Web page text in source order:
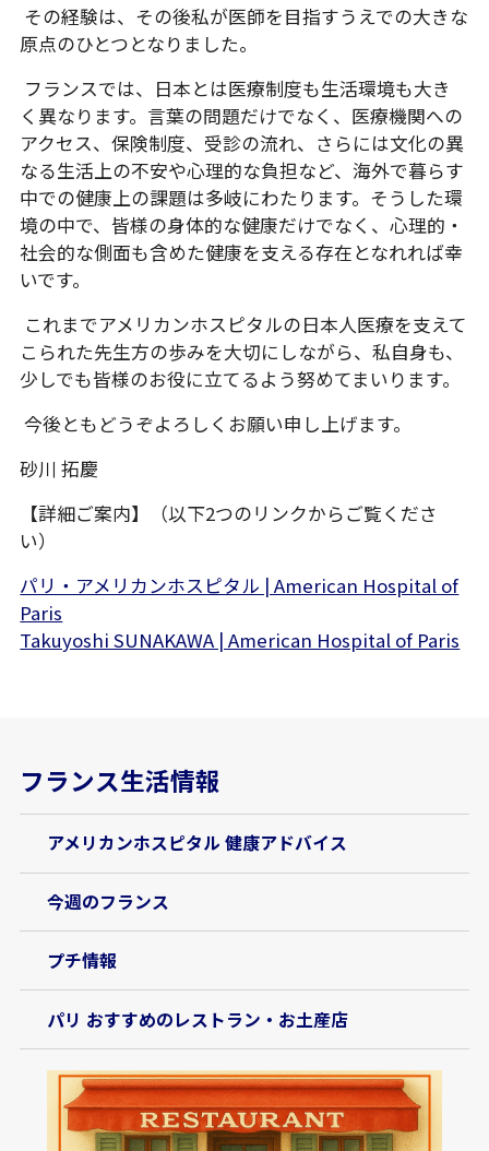
その経験は、その後私が医師を目指すうえでの大きな
原点のひとつとなりました。
フランスでは、日本とは医療制度も生活環境も大き
く異なります。言葉の問題だけでなく、医療機関への
アクセス、保険制度、受診の流れ、さらには文化の異
なる生活上の不安や心理的な負担など、海外で暮らす
中での健康上の課題は多岐にわたります。そうした環
境の中で、皆様の身体的な健康だけでなく、心理的・
社会的な側面も含めた健康を支える存在となれれば幸
いです。
これまでアメリカンホスピタルの日本人医療を支えて
こられた先生方の歩みを大切にしながら、私自身も、
少しでも皆様のお役に立てるよう努めてまいります。
今後ともどうぞよろしくお願い申し上げます。
砂川 拓慶
【詳細ご案内】（以下2つのリンクからご覧くださ
い）
パリ・アメリカンホスピタル | American Hospital of
Paris
Takuyoshi SUNAKAWA | American Hospital of Paris
フランス生活情報
アメリカンホスピタル 健康アドバイス
今週のフランス
プチ情報
パリ おすすめのレストラン・お土産店